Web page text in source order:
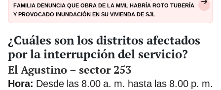
Familia denuncia que obra de la MML habría roto tubería
y provocado inundación en su vivienda de SJL
¿Cuáles son los distritos afectados
por la interrupción del servicio?
El Agustino – sector 253
Hora: Desde las 8.00 a. m. hasta las 8.00 p. m.